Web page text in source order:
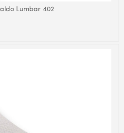
Lumbar 402